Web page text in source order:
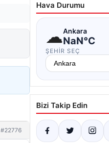
#22776
Hava Durumu
☁Ankara
NaN°C
ŞEHIR SEÇ
Bizi Takip Edin